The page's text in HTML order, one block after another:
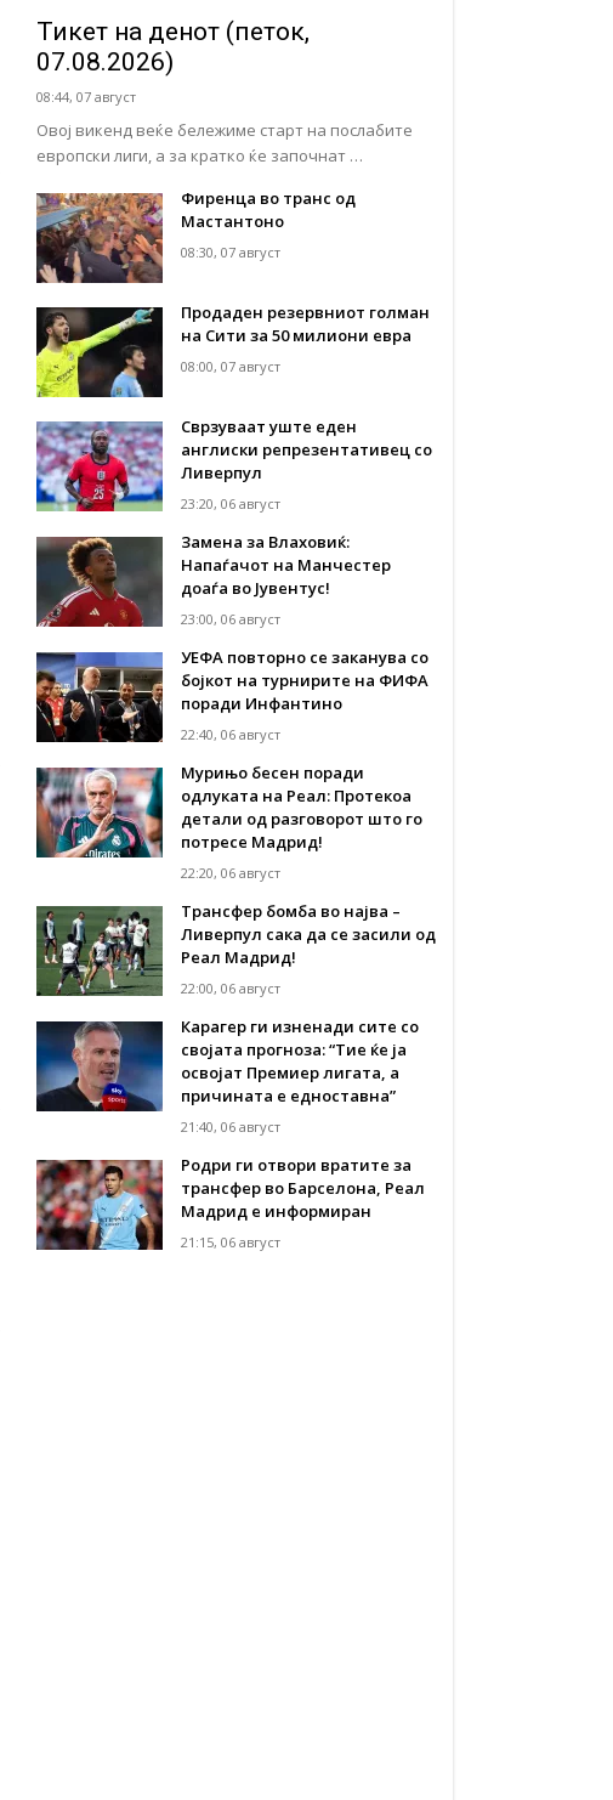
Тикет на денот (петок,
07.08.2026)
08:44, 07 август
Овој викенд веќе бележиме старт на послабите
европски лиги, а за кратко ќе започнат …
Фиренца во транс од
Мастантоно
08:30, 07 август
Продаден резервниот голман
на Сити за 50 милиони евра
08:00, 07 август
Сврзуваат уште еден
англиски репрезентативец со
Ливерпул
23:20, 06 август
Замена за Влаховиќ:
Напаѓачот на Манчестер
доаѓа во Јувентус!
23:00, 06 август
УЕФА повторно се заканува со
бојкот на турнирите на ФИФА
поради Инфантино
22:40, 06 август
Мурињо бесен поради
одлуката на Реал: Протекоа
детали од разговорот што го
потресе Мадрид!
22:20, 06 август
Трансфер бомба во најва –
Ливерпул сака да се засили од
Реал Мадрид!
22:00, 06 август
Карагер ги изненади сите со
својата прогноза: “Тие ќе ја
освојат Премиер лигата, а
причината е едноставна”
21:40, 06 август
Родри ги отвори вратите за
трансфер во Барселона, Реал
Мадрид е информиран
21:15, 06 август